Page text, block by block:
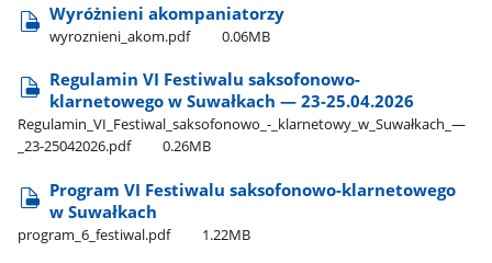
Wyróżnieni akompaniatorzy
wyroznieni​_akom.pdf 0.06MB
Regulamin VI Festiwalu saksofonowo-
klarnetowego w Suwałkach — 23-25.04.2026
Regulamin​_VI​_Festiwal​_saksofonowo​_-​_klarnetowy​_w​_Suwałkach​_—​
_23-25042026.pdf
0.26MB
Program VI Festiwalu saksofonowo-klarnetowego
w Suwałkach
program​_6​_festiwal.pdf 1.22MB